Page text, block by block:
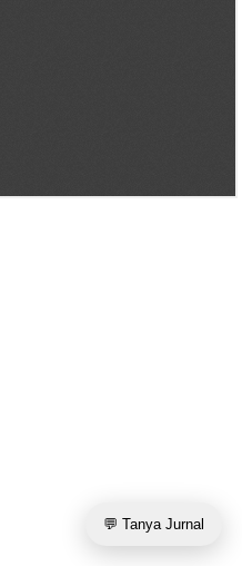
💬 Tanya Jurnal